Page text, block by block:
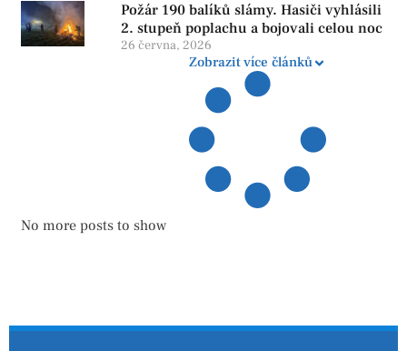
Požár 190 balíků slámy. Hasiči vyhlásili
2. stupeň poplachu a bojovali celou noc
26 června, 2026
Zobrazit více článků
No more posts to show